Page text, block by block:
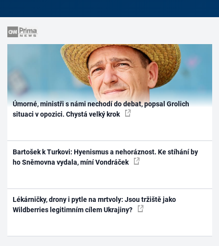
Úmorné, ministři s námi nechodí do debat, popsal Grolich
situaci v opozici. Chystá velký krok
Bartošek k Turkovi: Hyenismus a nehoráznost. Ke stíhání by
ho Sněmovna vydala, míní Vondráček
Lékárničky, drony i pytle na mrtvoly: Jsou tržiště jako
Wildberries legitimním cílem Ukrajiny?